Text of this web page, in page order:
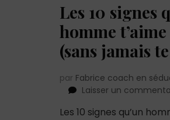
Les 10 signes
homme
(sans jamais
par Fabrice coach en
Laisser un
Les 10 signes qu’un